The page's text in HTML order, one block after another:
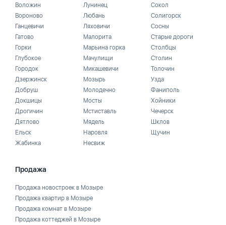
Воложин
Вороново
Ганцевичи
Гатово
Горки
Глубокое
Городок
Дзержинск
Добруш
Докшицы
Дрогичин
Дятлово
Ельск
Жабинка
Лунинец
Любань
Ляховичи
Малорита
Марьина горка
Мачулищи
Микашевичи
Мозырь
Молодечно
Мосты
Мстиставль
Мядель
Наровля
Несвиж
Сокол
Солигорск
Сосны
Старые дороги
Столбцы
Столин
Толочин
Узда
Фаниполь
Хойники
Чечерск
Шклов
Щучин
Продажа
Продажа новостроек в Мозыре
Продажа квартир в Мозыре
Продажа комнат в Мозыре
Продажа коттеджей в Мозыре